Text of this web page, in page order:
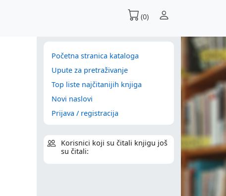
(0)
Početna stranica kataloga
Upute za pretraživanje
Top liste najčitanijih knjiga
Novi naslovi
Prijava / registracija
Korisnici koji su čitali knjigu još
su čitali: